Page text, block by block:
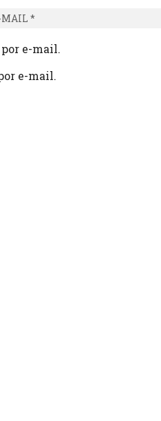
e-mail.
e-mail.